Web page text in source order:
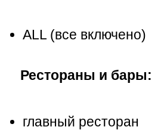
ALL (все включено)
Рестораны и бары:
главный ресторан